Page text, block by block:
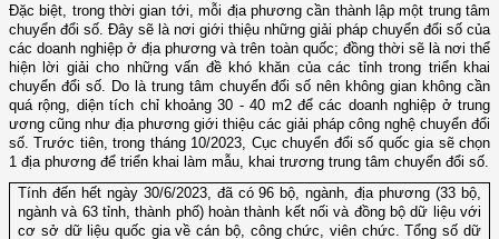
Đặc biệt, trong thời gian tới, mỗi địa phương cần thành lập một trung tâm
chuyển đổi số. Đây sẽ là nơi giới thiệu những giải pháp chuyển đổi số của
các doanh nghiệp ở địa phương và trên toàn quốc; đồng thời sẽ là nơi thể
hiện lời giải cho những vấn đề khó khăn của các tỉnh trong triển khai
chuyển đổi số. Do là trung tâm chuyển đổi số nên không gian không cần
quá rộng, diện tích chỉ khoảng 30 - 40 m2 để các doanh nghiệp ở trung
ương cũng như địa phương giới thiệu các giải pháp công nghệ chuyển đổi
số. Trước tiên, trong tháng 10/2023, Cục chuyển đổi số quốc gia sẽ chọn
1 địa phương để triển khai làm mẫu, khai trương trung tâm chuyển đổi số.
Tính đến hết ngày 30/6/2023, đã có 96 bộ, ngành, địa phương (33 bộ,
ngành và 63 tỉnh, thành phố) hoàn thành kết nối và đồng bộ dữ liệu với
cơ sở dữ liệu quốc gia về cán bộ, công chức, viên chức. Tổng số dữ